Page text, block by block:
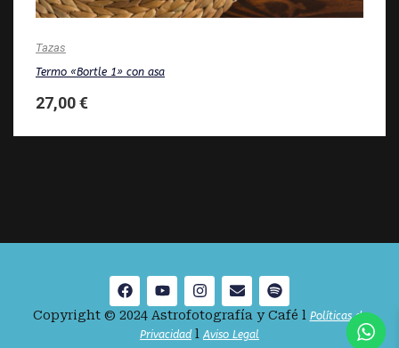
Tazas
Termo «Bortle 1» con asa
27,00€
Copyright © 2024 Astrofotografía y Café l Políticas de
Privacidad l Aviso Legal